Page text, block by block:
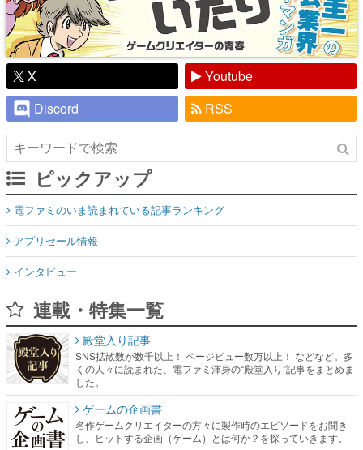
X
Youtube
Discord
RSS
ピックアップ
電ファミのいま読まれている記事ランキング
アプリセール情報
インタビュー
連載・特集一覧
くの人々に読まれた、電ファミ渾身の“殿堂入り”記事をまとめま
した。
ゲームの企画書
名作ゲームクリエイターの方々に製作時のエピソードをお聞き
し、ヒットする企画（ゲーム）とは何か？を探っていきます。
赫本
この物語を解いてはいけない。『赫本』は、〈試験問題〉の形
をした短編ホラー小説集です。